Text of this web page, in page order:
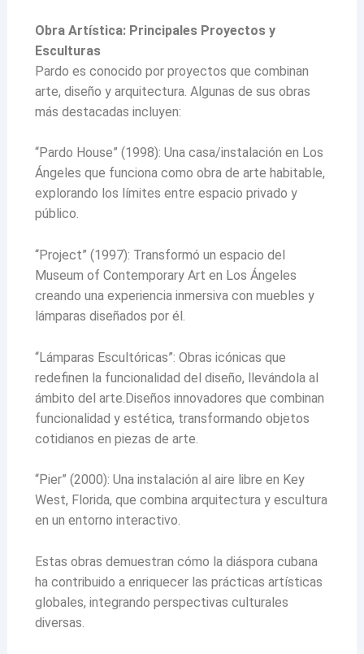
Obra Artística: Principales Proyectos y
Esculturas
Pardo es conocido por proyectos que combinan
arte, diseño y arquitectura. Algunas de sus obras
más destacadas incluyen:
“Pardo House” (1998): Una casa/instalación en Los
Ángeles que funciona como obra de arte habitable,
explorando los límites entre espacio privado y
público.
“Project” (1997): Transformó un espacio del
Museum of Contemporary Art en Los Ángeles
creando una experiencia inmersiva con muebles y
lámparas diseñados por él.
“Lámparas Escultóricas”: Obras icónicas que
redefinen la funcionalidad del diseño, llevándola al
ámbito del arte.Diseños innovadores que combinan
funcionalidad y estética, transformando objetos
cotidianos en piezas de arte.
“Pier” (2000): Una instalación al aire libre en Key
West, Florida, que combina arquitectura y escultura
en un entorno interactivo.
Estas obras demuestran cómo la diáspora cubana
ha contribuido a enriquecer las prácticas artísticas
globales, integrando perspectivas culturales
diversas.